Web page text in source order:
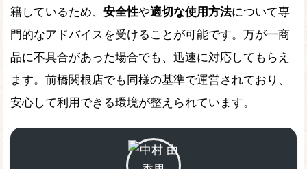
籍しているため、 安全性や適切な使用方法について専
門的なアドバイスを受けることが可能です。万が一商
品に不具合があった場合でも、迅速に対応してもらえ
ます。前橋関根店でも同様の基準で運営されており、
安心して利用できる環境が整えられています。